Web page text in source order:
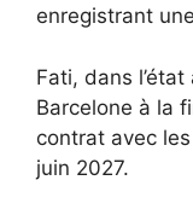
enregistrant
Fati, dans
Barcelone à la
contrat avec
juin 2027.